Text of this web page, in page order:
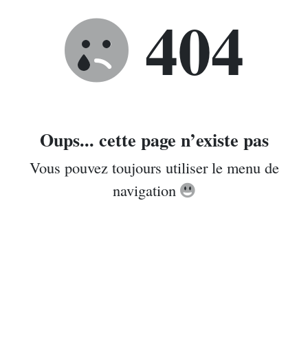
404
Oups... cette page n’existe pas
Vous pouvez toujours utiliser le menu de
navigation